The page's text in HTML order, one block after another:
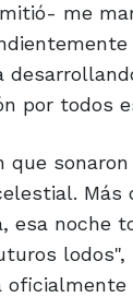
me
por todos
que
Más
esa noche
lodos",
oficialmente